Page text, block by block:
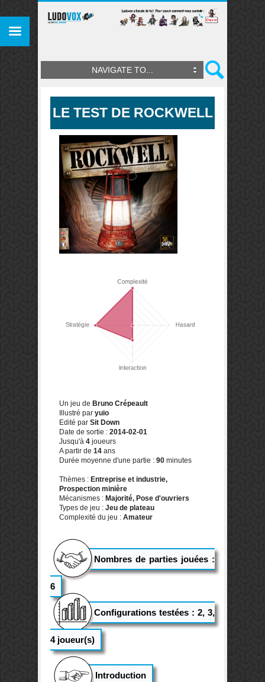
NAVIGATE TO...
LE TEST DE ROCKWELL
Un jeu de Bruno Crépeault
Illustré par yuio
Edité par Sit Down
Date de sortie : 2014-02-01
Jusqu'à 4 joueurs
A partir de 14 ans
Durée moyenne d'une partie : 90 minutes
Thèmes : Entreprise et industrie,
Prospection minière
Mécanismes : Majorité, Pose d'ouvriers
Types de jeu : Jeu de plateau
Complexité du jeu : Amateur
Nombres de parties jouées :
6
Configurations testées : 2, 3,
4 joueur(s)
Introduction